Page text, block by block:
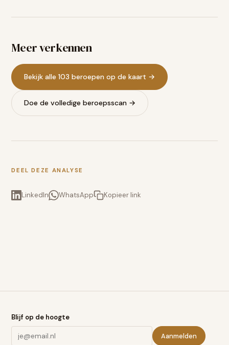
Meer verkennen
Bekijk alle 103 beroepen op de kaart →
Doe de volledige beroepsscan →
DEEL DEZE ANALYSE
LinkedIn WhatsApp Kopieer link
Blijf op de hoogte
Aanmelden